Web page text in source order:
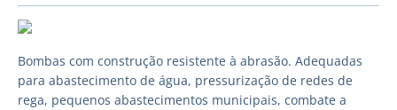
Bombas com construção resistente à abrasão. Adequadas
para abastecimento de água, pressurização de redes de
rega, pequenos abastecimentos municipais, combate a